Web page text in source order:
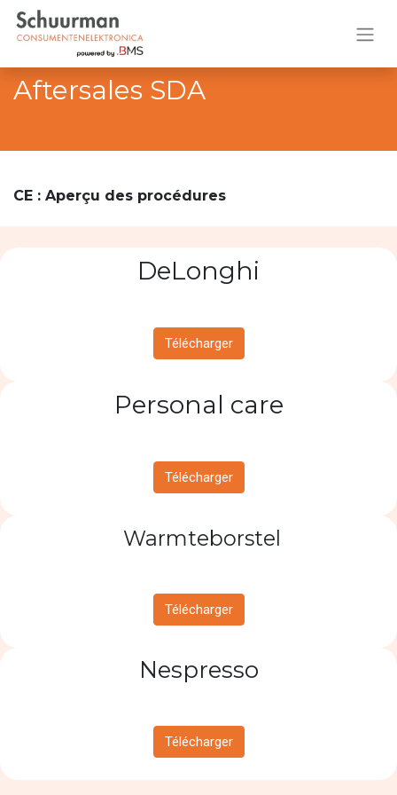
Aftersales SDA
CE : Aperçu des procédures
DeLonghi
Télécharger
Personal care
Télécharger
Warmteborstel
Télécharger
Nespresso
Télécharger